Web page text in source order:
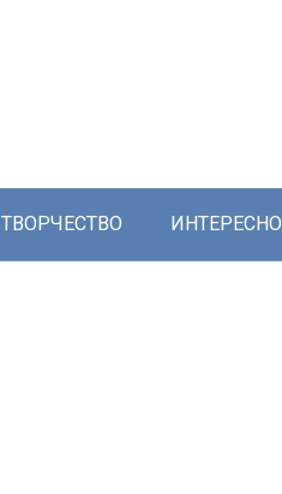
ТВОРЧЕСТВО ИНТЕРЕСНО